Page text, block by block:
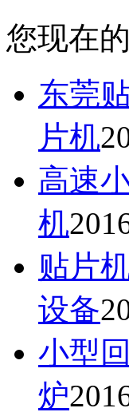
您现在
东莞
片机
高速
机
贴片
设备
小型
炉